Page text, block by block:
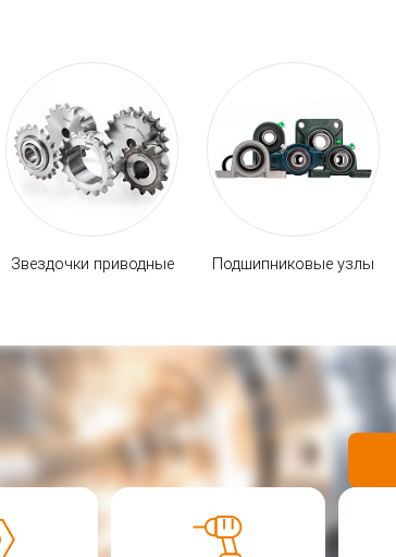
Звездочки приводные Подшипниковые узлы